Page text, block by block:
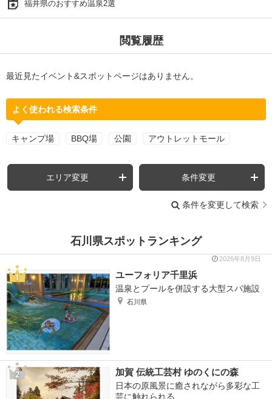
福井県のおすすめ温泉2選
閲覧履歴
最近見たイベント&スポットページはありません。
よく使われる検索条件
キャンプ場 BBQ場 公園 アウトレットモール
エリア変更 条件変更
条件を変更して検索
石川県スポットランキング
2026年8月9日
ユーフォリア千里浜
温泉とプールを併設する大型スパ施設
石川県
加賀 伝統工芸村 ゆのくにの森
日本の原風景に癒されながら多彩な工
芸に触れられる